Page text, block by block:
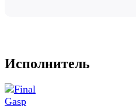
Исполнитель